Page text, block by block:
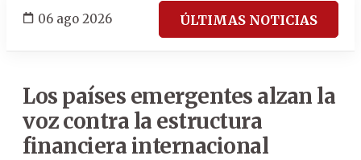
06 ago 2026 ÚLTIMAS NOTICIAS
Los países emergentes alzan la
voz contra la estructura
financiera internacional